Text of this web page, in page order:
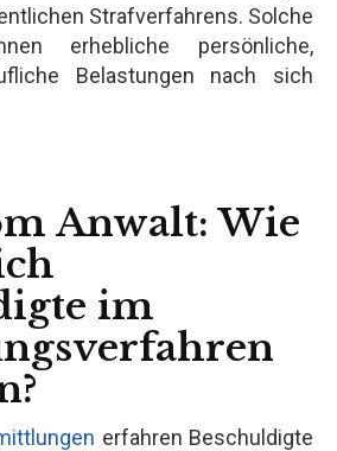
Strafverfahrens. Solche
erhebliche persönliche,
Belastungen nach sich
Anwalt: Wie
im
erfahren Beschuldigte